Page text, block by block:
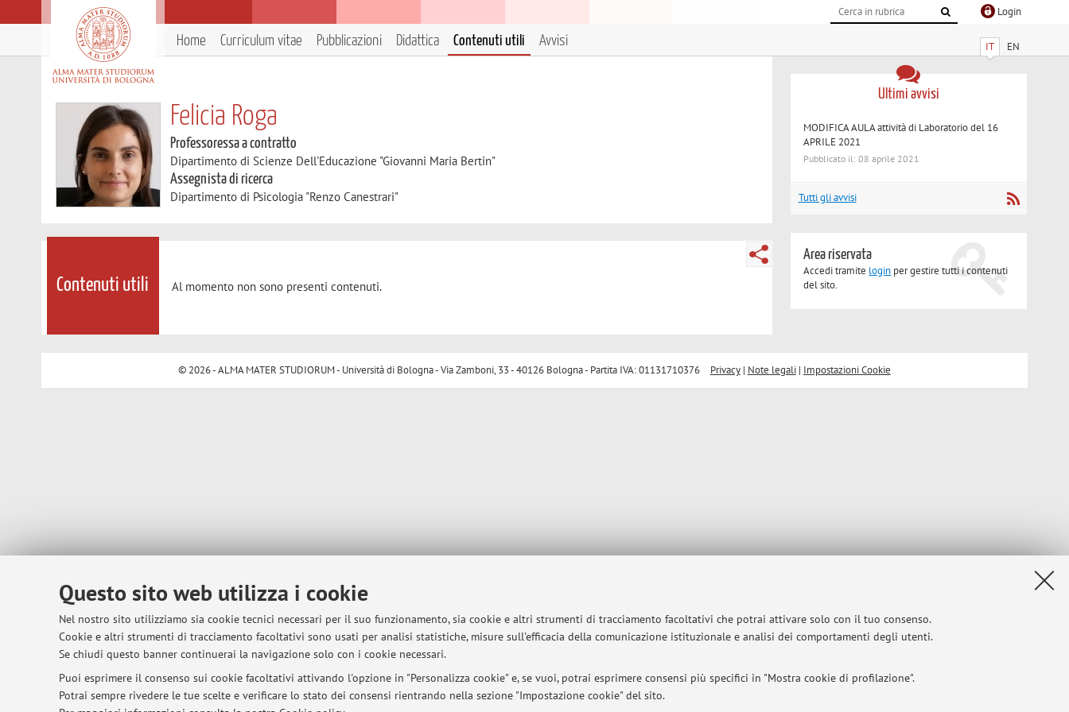
Questo sito web utilizza i cookie
Nel nostro sito utilizziamo sia cookie tecnici necessari per il suo funzionamento, sia cookie e altri strumenti di tracciamento facoltativi che potrai attivare solo con il tuo consenso.
Cookie e altri strumenti di tracciamento facoltativi sono usati per analisi statistiche, misure sull'efficacia della comunicazione istituzionale e analisi dei comportamenti degli utenti.
Se chiudi questo banner continuerai la navigazione solo con i cookie necessari.
Puoi esprimere il consenso sui cookie facoltativi attivando l'opzione in "Personalizza cookie" e, se vuoi, potrai esprimere consensi più specifici in "Mostra cookie di profilazione".
Potrai sempre rivedere le tue scelte e verificare lo stato dei consensi rientrando nella sezione "Impostazione cookie" del sito.
Login
IT EN
Home Curriculum vitae Pubblicazioni Didattica Contenuti utili Avvisi
Felicia Roga
Professoressa a contratto
Dipartimento di Scienze Dell'Educazione "Giovanni Maria Bertin"
Assegnista di ricerca
Dipartimento di Psicologia "Renzo Canestrari"
Contenuti utili Al momento non sono presenti contenuti.
Ultimi avvisi
MODIFICA AULA attività di Laboratorio del 16
APRILE 2021
Pubblicato il: 08 aprile 2021
Tutti gli avvisi
Area riservata
Accedi tramite login per gestire tutti i contenuti
del sito.
© 2026 - ALMA MATER STUDIORUM - Università di Bologna - Via Zamboni, 33 - 40126 Bologna - Partita IVA: 01131710376 Privacy| Note legali| Impostazioni Cookie